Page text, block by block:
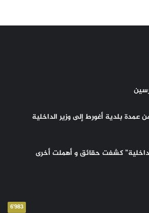
عمدة بلدية أغورط إلى وزير الداخلية
كشفت حقائق و أهملت أخرى
6٬983